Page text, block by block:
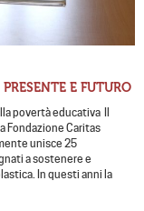
E FUTURO
povertà educativa Il
Fondazione Caritas
unisce 25
a sostenere e
In questi anni la